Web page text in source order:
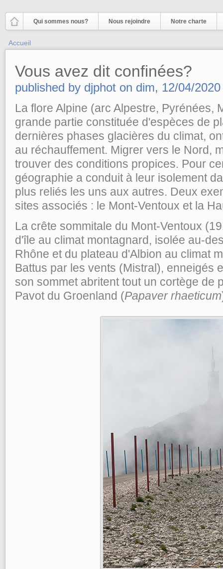
Qui sommes nous? Nous rejoindre Notre charte
Vous êtes ici
Accueil
Vous avez dit confinées?
published by djphot on dim, 12/04/
La flore Alpine (arc Alpestre, Pyrénées,
grande partie constituée d'espèces de
dernières phases glacières du climat,
au réchauffement. Migrer vers le Nord,
trouver des conditions propices. Pour
géographie a conduit à leur isolement
plus reliés les uns aux autres. Deux
sites associés : le Mont-Ventoux et la
La crête sommitale du Mont-Ventoux
d'île au climat montagnard, isolée au-
Rhône et du plateau d'Albion au climat
Battus par les vents (Mistral), enneigés
son sommet abritent tout un cortège de
Pavot du Groenland (Papaver rhaeticum